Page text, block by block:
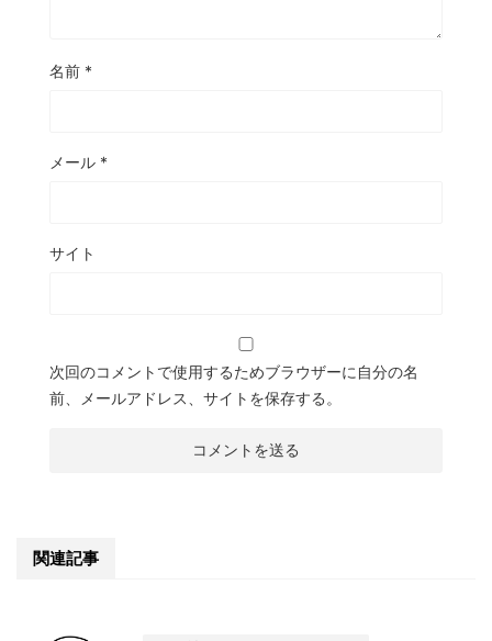
名前 *
メール *
サイト
次回のコメントで使用するためブラウザーに自分の名
前、メールアドレス、サイトを保存する。
関連記事